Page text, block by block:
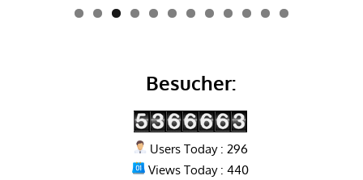
0 1 2
Besucher:
Users Today : 296
Views Today : 440